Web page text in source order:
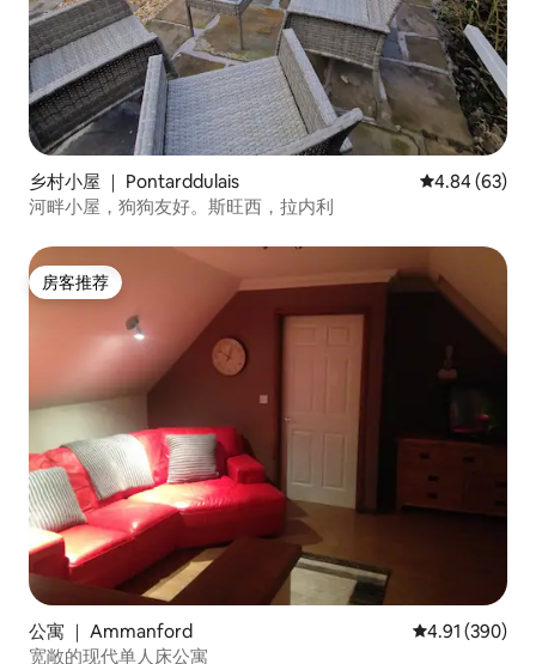
乡村小屋 ｜ Pontarddulais 平均评分 4.84
4.84 (63)
河畔小屋，狗狗友好。斯旺西，拉内利
房客推荐
房客推荐
公寓 ｜ Ammanford 平均评分 4.91
4.91 (390)
宽敞的现代单人床公寓